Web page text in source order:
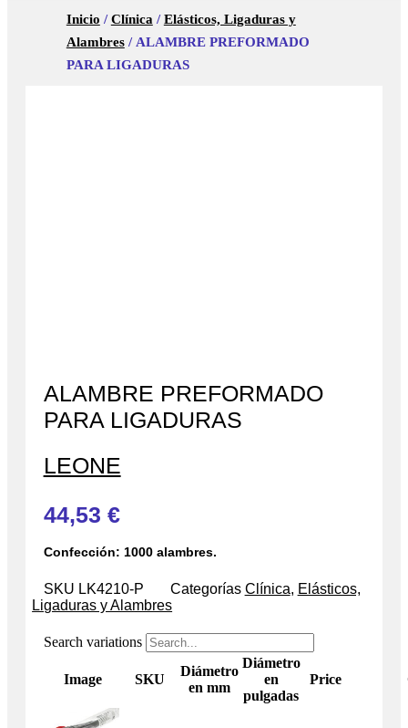
Inicio /Clínica /Elásticos, Ligaduras y
Alambres/ ALAMBRE PREFORMADO
PARA LIGADURAS
ALAMBRE PREFORMADO
PARA LIGADURAS
LEONE
44,53 €
Confección: 1000 alambres.
SKU LK4210-P Categorías Clínica, Elásticos,
Ligaduras y Alambres
Search variations
Image SKU
Diámetro
en mm
Diámetro
en
pulgadas
Price